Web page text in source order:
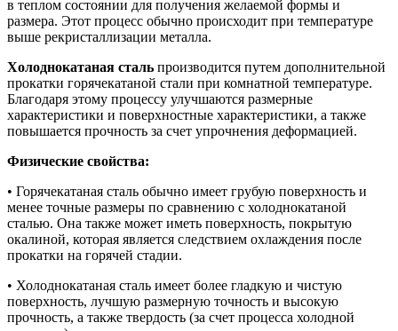
в теплом состоянии для получения желаемой формы и
размера. Этот процесс обычно происходит при температуре
выше рекристаллизации металла.
Холоднокатаная сталь производится путем дополнительной
прокатки горячекатаной стали при комнатной температуре.
Благодаря этому процессу улучшаются размерные
характеристики и поверхностные характеристики, а также
повышается прочность за счет упрочнения деформацией.
Физические свойства:
• Горячекатаная сталь обычно имеет грубую поверхность и
менее точные размеры по сравнению с холоднокатаной
сталью. Она также может иметь поверхность, покрытую
окалиной, которая является следствием охлаждения после
прокатки на горячей стадии.
• Холоднокатаная сталь имеет более гладкую и чистую
поверхность, лучшую размерную точность и высокую
прочность, а также твердость (за счет процесса холодной